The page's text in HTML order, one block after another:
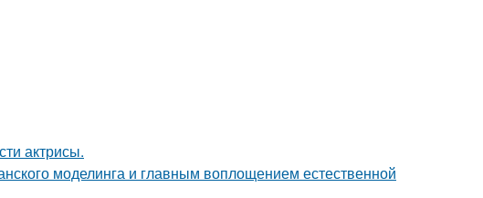
актрисы.
моделинга и главным воплощением естественной